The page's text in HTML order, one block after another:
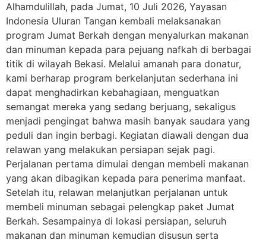
Alhamdulillah, pada Jumat, 10 Juli 2026, Yayasan
Indonesia Uluran Tangan kembali melaksanakan
program Jumat Berkah dengan menyalurkan makanan
dan minuman kepada para pejuang nafkah di berbagai
titik di wilayah Bekasi. Melalui amanah para donatur,
kami berharap program berkelanjutan sederhana ini
dapat menghadirkan kebahagiaan, menguatkan
semangat mereka yang sedang berjuang, sekaligus
menjadi pengingat bahwa masih banyak saudara yang
peduli dan ingin berbagi. Kegiatan diawali dengan dua
relawan yang melakukan persiapan sejak pagi.
Perjalanan pertama dimulai dengan membeli makanan
yang akan dibagikan kepada para penerima manfaat.
Setelah itu, relawan melanjutkan perjalanan untuk
membeli minuman sebagai pelengkap paket Jumat
Berkah. Sesampainya di lokasi persiapan, seluruh
makanan dan minuman kemudian disusun serta